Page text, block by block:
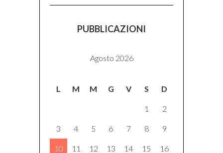
PUBBLICAZIONI
Agosto 2026
L M M G V S D
1 2
3 4 5 6 7 8 9
10 11 12 13 14 15 16